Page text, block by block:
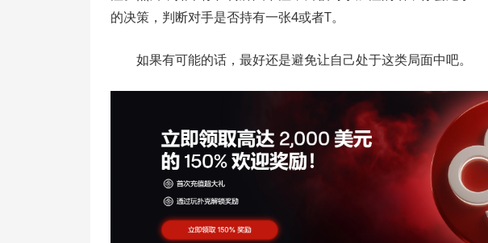
的决策，判断对手是否持有一张4或者T。
如果有可能的话，最好还是避免让自己处于这类局面中吧。